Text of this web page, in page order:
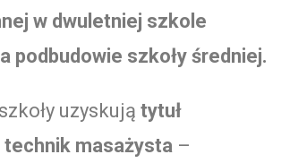
w dwuletniej szkole
podbudowie szkoły średniej.
uzyskują tytuł
masażysta –